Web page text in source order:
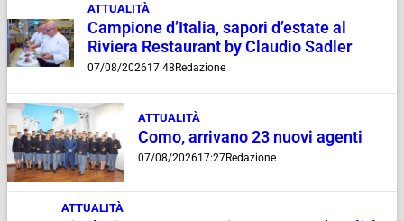
ATTUALITÀ
Campione d’Italia, sapori d’estate al
Riviera Restaurant by Claudio Sadler
07/08/202617:48 Redazione
ATTUALITÀ
Como, arrivano 23 nuovi agenti
07/08/202617:27Redazione
ATTUALITÀ